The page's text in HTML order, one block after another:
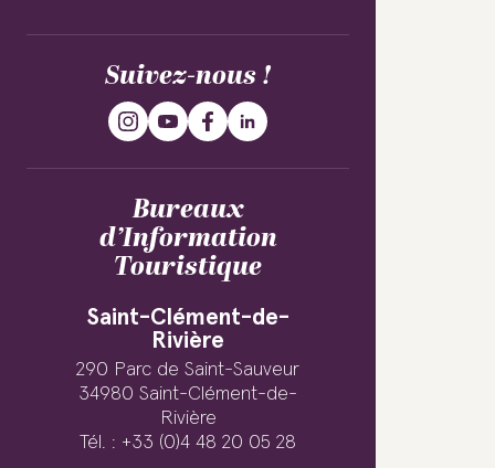
Suivez-nous !
Bureaux
d’Information
Touristique
Saint-Clément-de-
Rivière
290 Parc de Saint-Sauveur
34980 Saint-Clément-de-
Rivière
Tél. : +33 (0)4 48 20 05 28